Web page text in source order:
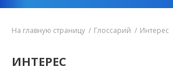
На главную страницу Глоссарий Интерес
ИНТЕРЕС